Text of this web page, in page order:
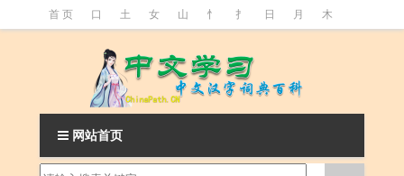
首 页 口 土 女 山 忄 扌 日 月 木
魚
网站首页